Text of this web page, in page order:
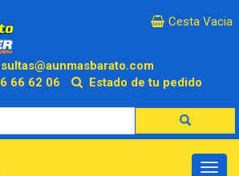
×
Cesta Vacia
66 62 06 Estado de tu pedido